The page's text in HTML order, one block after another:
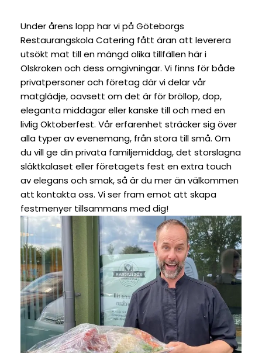
Under årens lopp har vi på Göteborgs
Restaurangskola Catering fått äran att leverera
utsökt mat till en mängd olika tillfällen här i
Olskroken och dess omgivningar. Vi finns för både
privatpersoner och företag där vi delar vår
matglädje, oavsett om det är för bröllop, dop,
eleganta middagar eller kanske till och med en
livlig Oktoberfest. Vår erfarenhet sträcker sig över
alla typer av evenemang, från stora till små. Om
du vill ge din privata familjemiddag, det storslagna
släktkalaset eller företagets fest en extra touch
av elegans och smak, så är du mer än välkommen
att kontakta oss. Vi ser fram emot att skapa
festmenyer tillsammans med dig!